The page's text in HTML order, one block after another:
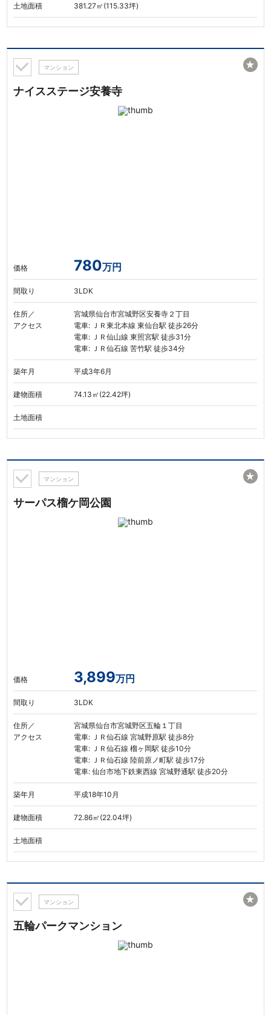
土地面積 381.27㎡(115.33坪)
マンション
ナイスステージ安養寺
価格 780万円
間取り 3LDK
住所／
アクセス
宮城県仙台市宮城野区安養寺２丁目
電車: ＪＲ東北本線 東仙台駅 徒歩26分
電車: ＪＲ仙山線 東照宮駅 徒歩31分
電車: ＪＲ仙石線 苦竹駅 徒歩34分
築年月 平成3年6月
建物面積 74.13㎡(22.42坪)
土地面積
★
マンション
サーパス榴ケ岡公園
価格 3,899万円
間取り 3LDK
住所／
アクセス
宮城県仙台市宮城野区五輪１丁目
電車: ＪＲ仙石線 宮城野原駅 徒歩8分
電車: ＪＲ仙石線 榴ヶ岡駅 徒歩10分
電車: ＪＲ仙石線 陸前原ノ町駅 徒歩17分
電車: 仙台市地下鉄東西線 宮城野通駅 徒歩20分
築年月 平成18年10月
建物面積 72.86㎡(22.04坪)
土地面積
★
マンション
五輪パークマンション
★